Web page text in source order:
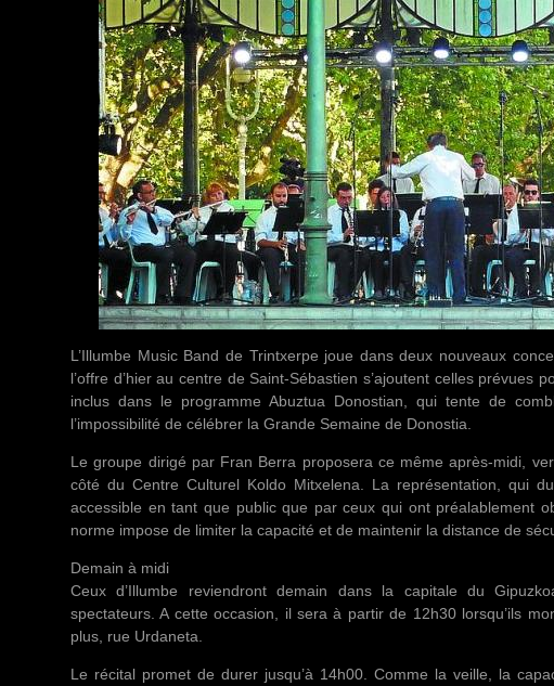
L’Illumbe Music Band de Trintxerpe joue dans deux nouveaux
l’offre d’hier au centre de Saint-Sébastien s’ajoutent celles prévues
inclus dans le programme Abuztua Donostian, qui tente de
l’impossibilité de célébrer la Grande Semaine de Donostia.
Le groupe dirigé par Fran Berra proposera ce même après-midi,
côté du Centre Culturel Koldo Mitxelena. La représentation, qui
accessible en tant que public que par ceux qui ont préalablement
norme impose de limiter la capacité et de maintenir la distance de
Demain à midi
Ceux d’Illumbe reviendront demain dans la capitale du
spectateurs. A cette occasion, il sera à partir de 12h30 lorsqu’ils
plus, rue Urdaneta.
Le récital promet de durer jusqu’à 14h00. Comme la veille, la